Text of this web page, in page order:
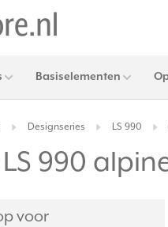
Basiselementen
Designseries LS 990
LS 990
voor